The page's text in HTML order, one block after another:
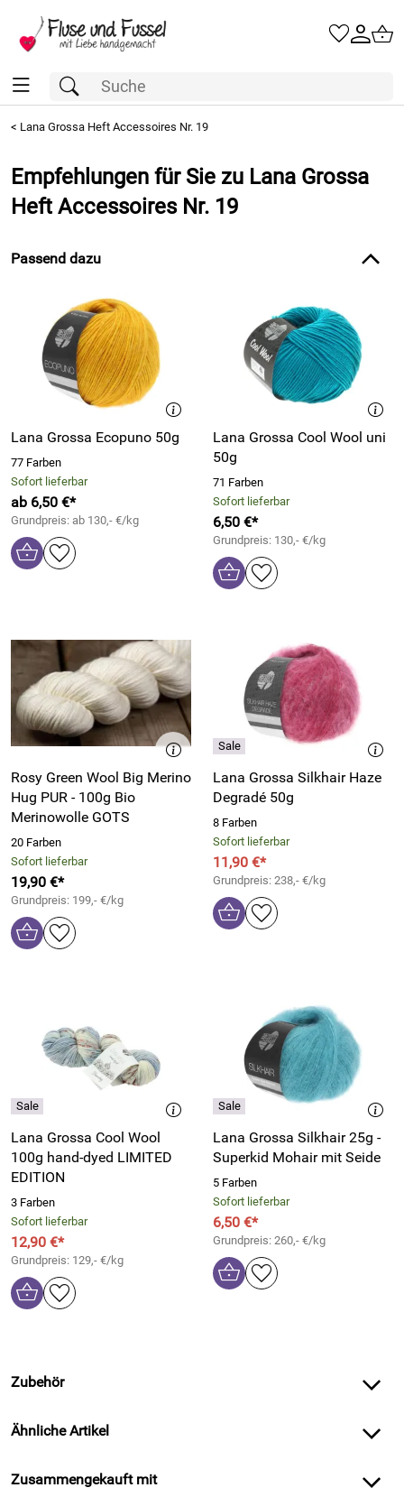
< Lana Grossa Heft Accessoires Nr. 19
Empfehlungen für Sie zu Lana Grossa
Heft Accessoires Nr. 19
Passend dazu
Lana Grossa Ecopuno 50g
77 Farben
Sofort lieferbar
ab 6,50 €*
Grundpreis: ab 130,- €/kg
Lana Grossa Cool Wool uni
50g
71 Farben
Sofort lieferbar
6,50 €*
Grundpreis: 130,- €/kg
Rosy Green Wool Big Merino
Hug PUR - 100g Bio
Merinowolle GOTS
20 Farben
Sofort lieferbar
19,90 €*
Grundpreis: 199,- €/kg
Lana Grossa Silkhair Haze
Degradé 50g
8 Farben
Sofort lieferbar
11,90 €*
Grundpreis: 238,- €/kg
Lana Grossa Cool Wool
100g hand-dyed LIMITED
EDITION
3 Farben
Sofort lieferbar
12,90 €*
Grundpreis: 129,- €/kg
Lana Grossa Silkhair 25g -
Superkid Mohair mit Seide
5 Farben
Sofort lieferbar
6,50 €*
Grundpreis: 260,- €/kg
Zubehör
Ähnliche Artikel
Zusammengekauft mit